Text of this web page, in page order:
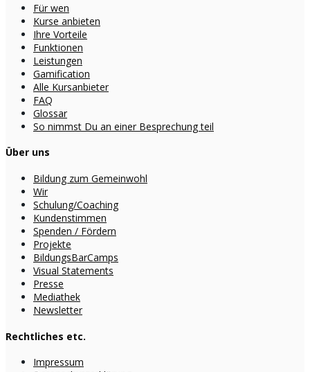
Für wen
Kurse anbieten
Ihre Vorteile
Funktionen
Leistungen
Gamification
Alle Kursanbieter
FAQ
Glossar
So nimmst Du an einer Besprechung teil
Über uns
Bildung zum Gemeinwohl
Wir
Schulung/Coaching
Kundenstimmen
Spenden / Fördern
Projekte
BildungsBarCamps
Visual Statements
Presse
Mediathek
Newsletter
Rechtliches etc.
Impressum